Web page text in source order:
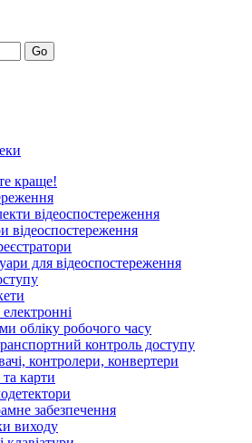
Go
краще!
відеоспостереження
відеоспостереження
для відеоспостереження
обліку робочого часу
контроль доступу
контролери, конвертери
карти
забезпечення
виходу